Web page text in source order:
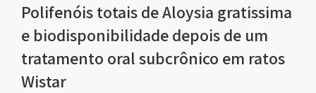
Polifenóis totais de Aloysia gratissima
e biodisponibilidade depois de um
tratamento oral subcrônico em ratos
Wistar